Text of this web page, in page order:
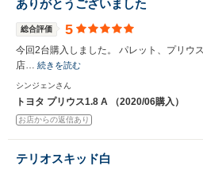
ありがとうございました
総合評価 5
今回2台購入しました。 パレット、プリウ
店… 続きを読む
シンジェンさん
トヨタ プリウス1.8 A （2020/06購入）
お店からの返信あり
テリオスキッド白